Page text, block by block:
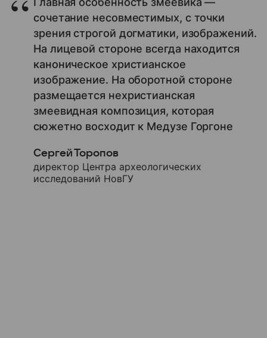
сочетание несовместимых, с точки
зрения строгой догматики, изображений.
На лицевой стороне всегда находится
каноническое христианское
изображение. На оборотной стороне
размещается нехристианская
змеевидная композиция, которая
сюжетно восходит к Медузе Горгоне
Сергей Торопов
директор Центра археологических
исследований НовГУ